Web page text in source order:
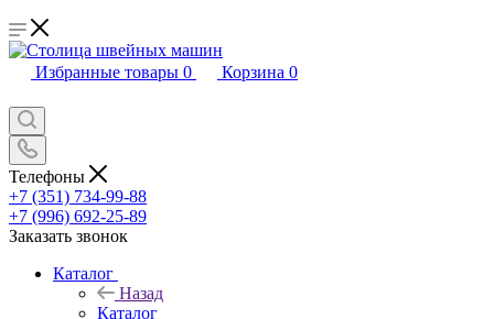
Избранные товары 0 Корзина 0
Телефоны
+7 (351) 734-99-88
+7 (996) 692-25-89
Заказать звонок
Каталог
Назад
Каталог